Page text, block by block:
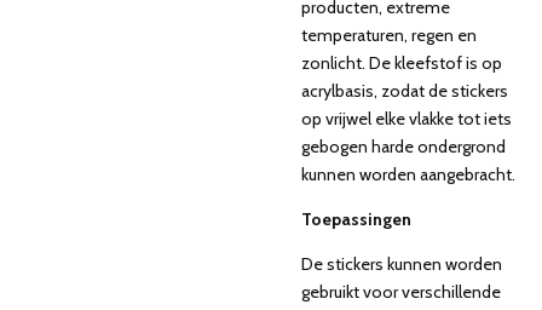
producten, extreme
temperaturen, regen en
zonlicht. De kleefstof is op
acrylbasis, zodat de stickers
op vrijwel elke vlakke tot iets
gebogen harde ondergrond
kunnen worden aangebracht.
Toepassingen
De stickers kunnen worden
gebruikt voor verschillende